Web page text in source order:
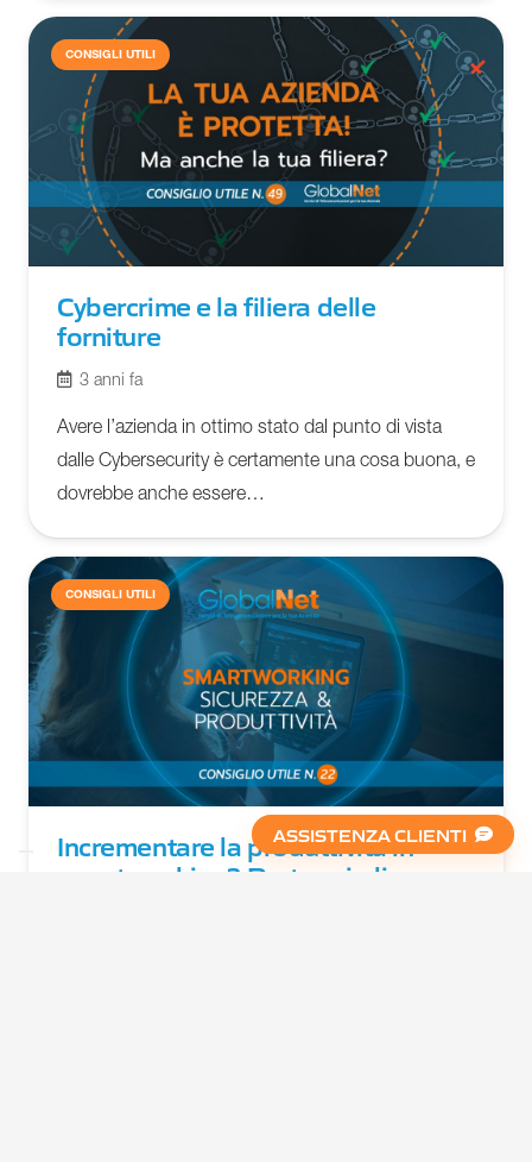
CONSIGLI UTILI
Cybercrime e la filiera delle
forniture
3 anni fa
Avere l’azienda in ottimo stato dal punto di vista
dalle Cybersecurity è certamente una cosa buona, e
dovrebbe anche essere…
CONSIGLI UTILI
Incrementare la produttività in
smart working? Proteggi gli
ASSISTENZA CLIENTI